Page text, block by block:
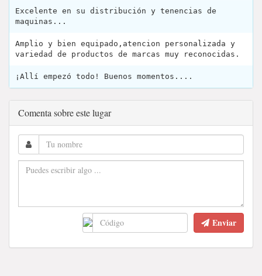
Excelente en su distribución y tenencias de
maquinas...
Amplio y bien equipado,atencion personalizada y
variedad de productos de marcas muy reconocidas.
¡Allí empezó todo! Buenos momentos....
Comenta sobre este lugar
Enviar